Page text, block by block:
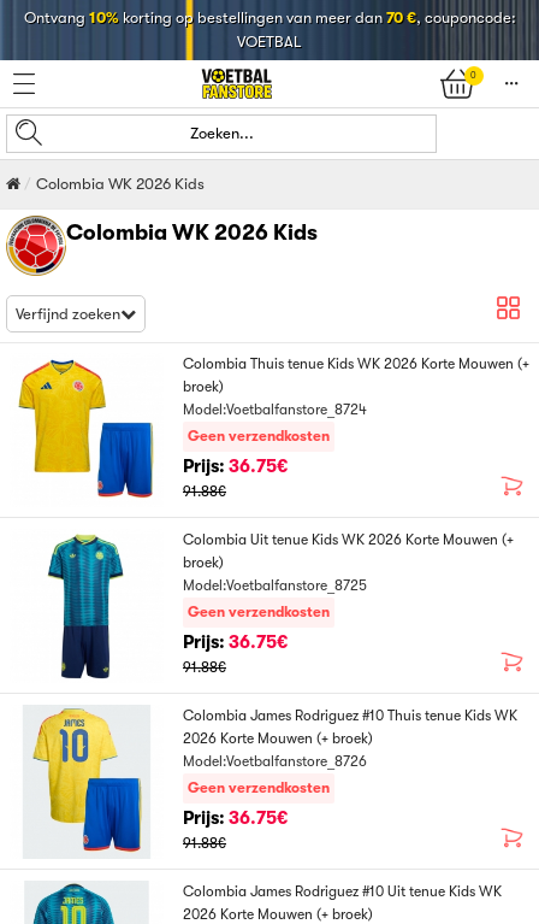
Ontvang 10%korting op bestellingen van meer dan70 €, couponcode:
VOETBAL
0
󰄒
Zoeken...
Colombia WK 2026 Kids
Colombia WK 2026 Kids
Verfijnd zoeken
Colombia Thuis tenue Kids WK 2026 Korte Mouwen (+
broek)
Model:Voetbalfanstore_8724
Geen verzendkosten
Prijs: 36.75€
91.88€
Colombia Uit tenue Kids WK 2026 Korte Mouwen (+
broek)
Model:Voetbalfanstore_8725
Geen verzendkosten
Prijs: 36.75€
91.88€
Colombia James Rodriguez #10 Thuis tenue Kids WK
2026 Korte Mouwen (+ broek)
Model:Voetbalfanstore_8726
Geen verzendkosten
Prijs: 36.75€
91.88€
Colombia James Rodriguez #10 Uit tenue Kids WK
2026 Korte Mouwen (+ broek)